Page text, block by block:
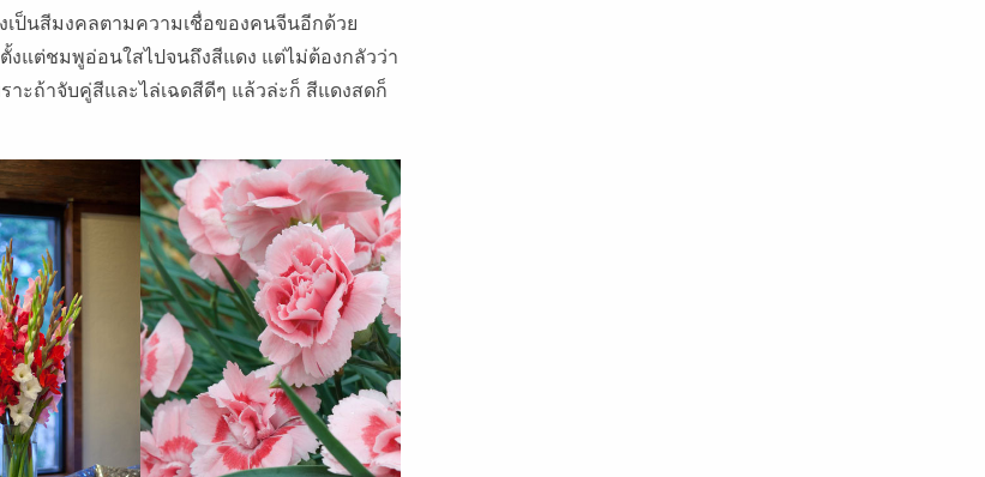
ป็นสีมงคลตามความเชื่อของคนจีนอีกด้วย
งแต่ชมพูอ่อนใสไปจนถึงสีแดง แต่ไม่ต้องกลัวว่า
าะถ้าจับคู่สีและไล่เฉดสีดีๆ แล้วล่ะก็ สีแดงสดก็